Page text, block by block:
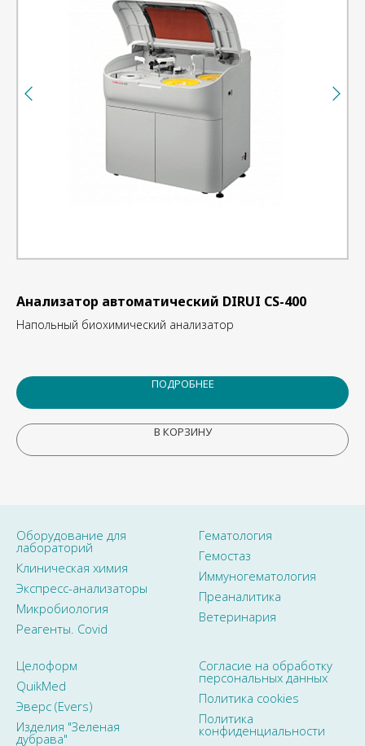
Анализатор автоматический DIRUI CS-400
Напольный биохимический анализатор
ПОДРОБНЕЕ
В КОРЗИНУ
Оборудование для
лабораторий
Клиническая химия
Экспресс-анализаторы
Микробиология
Реагенты. Covid
Гематология
Гемостаз
Иммуногематология
Преаналитика
Ветеринария
Целоформ
QuikMed
Эверс (Evers)
Изделия "Зеленая
дубрава"
Согласие на обработку
персональных данных
Политика cookies
Политика
конфиденциальности